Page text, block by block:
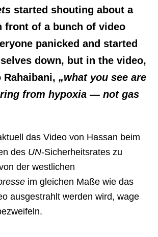
started shouting about a
front of a bunch of video
panicked and started
down, but in the video,
„what you see are
from hypoxia — not gas
das Video von Hassan beim
des UN-Sicherheitsrates zu
der westlichen
im gleichen Maße wie das
ausgestrahlt werden wird, wage